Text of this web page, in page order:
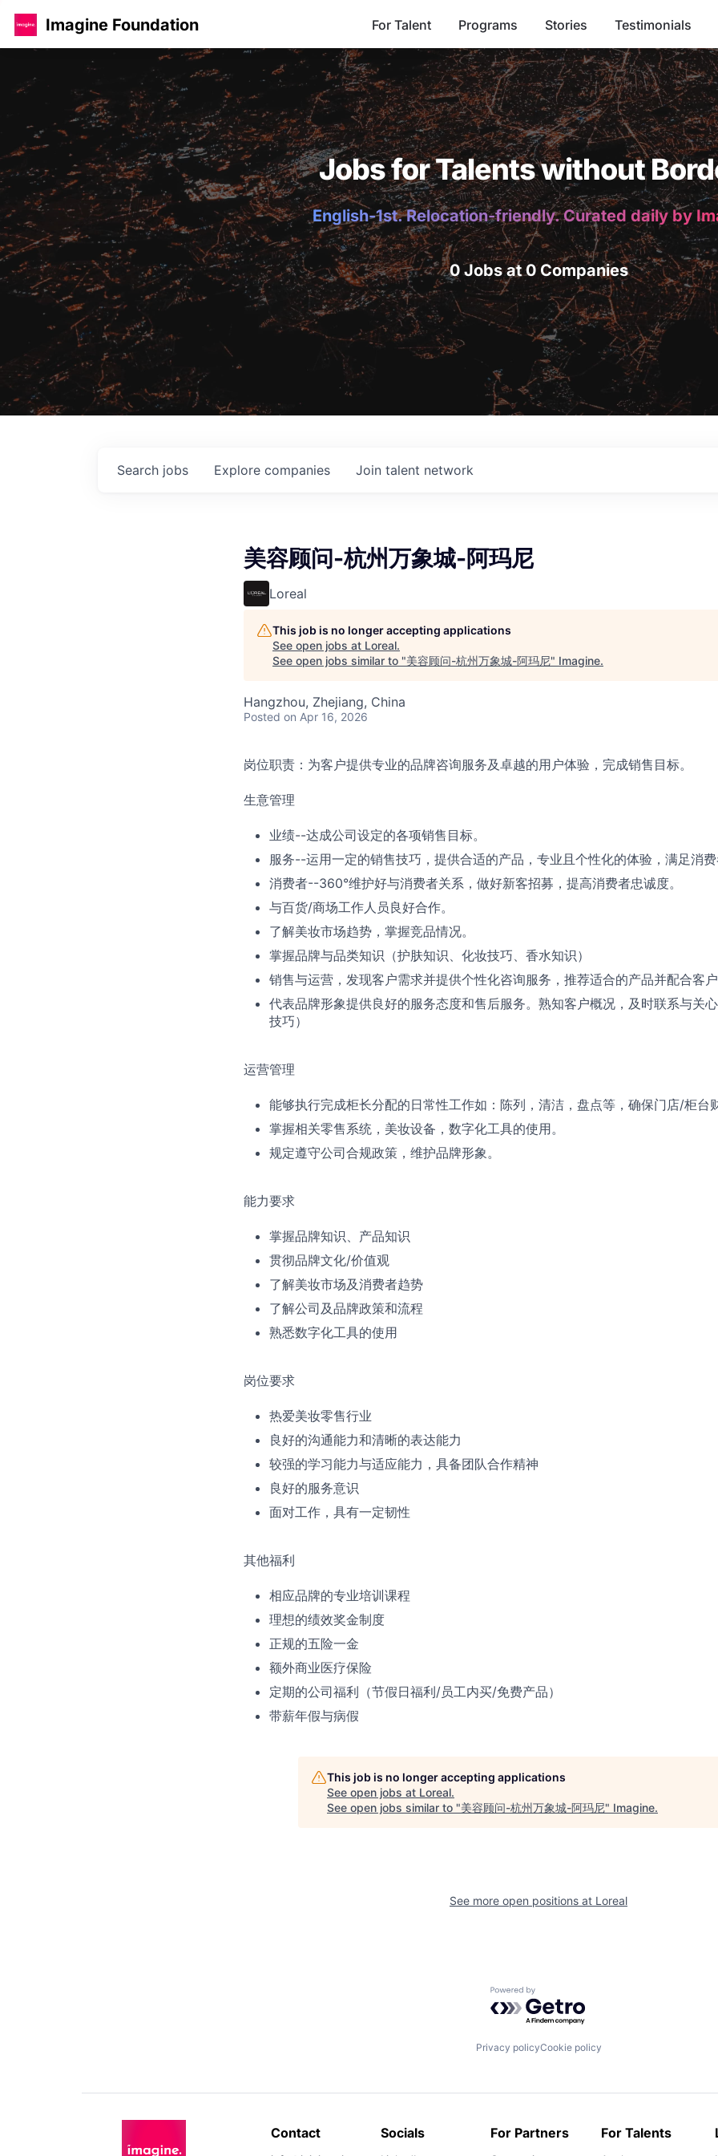
Imagine Foundation For Talent Programs Stories Testimonials
Jobs for Talents without
English-1st. Relocation-friendly. Curated daily by
0 Jobs at 0 Companies
Search jobs Explore companies Join talent network
美容顾问-杭州万象城-阿玛尼
Loreal
This job is no longer accepting applications
See open jobs at Loreal.
See open jobs similar to "美容顾问-杭州万象城-阿玛尼" Imagine.
Hangzhou, Zhejiang, China
Posted on Apr 16, 2026
岗位职责：为客户提供专业的品牌咨询服务及卓越的用户体验，完成销售目标。
生意管理
业绩--达成公司设定的各项销售目标。
服务--运用一定的销售技巧，提供合适的产品，专业且个性化的体验，满足消
消费者--360°维护好与消费者关系，做好新客招募，提高消费者忠诚度。
与百货/商场工作人员良好合作。
了解美妆市场趋势，掌握竞品情况。
掌握品牌与品类知识（护肤知识、化妆技巧、香水知识）
销售与运营，发现客户需求并提供个性化咨询服务，推荐适合的产品并配合客
代表品牌形象提供良好的服务态度和售后服务。熟知客户概况，及时联系与关
技巧）
运营管理
能够执行完成柜长分配的日常性工作如：陈列，清洁，盘点等，确保门店/柜台
掌握相关零售系统，美妆设备，数字化工具的使用。
规定遵守公司合规政策，维护品牌形象。
能力要求
掌握品牌知识、产品知识
贯彻品牌文化/价值观
了解美妆市场及消费者趋势
了解公司及品牌政策和流程
熟悉数字化工具的使用
岗位要求
热爱美妆零售行业
良好的沟通能力和清晰的表达能力
较强的学习能力与适应能力，具备团队合作精神
良好的服务意识
面对工作，具有一定韧性
其他福利
相应品牌的专业培训课程
理想的绩效奖金制度
正规的五险一金
额外商业医疗保险
定期的公司福利（节假日福利/员工内买/免费产品）
带薪年假与病假
This job is no longer accepting applications
See open jobs at Loreal.
See open jobs similar to "美容顾问-杭州万象城-阿玛尼" Imagine.
See more open positions at Loreal
Powered by Getro.com
Privacy policyCookie policy
Contact Socials For Partners For Talents